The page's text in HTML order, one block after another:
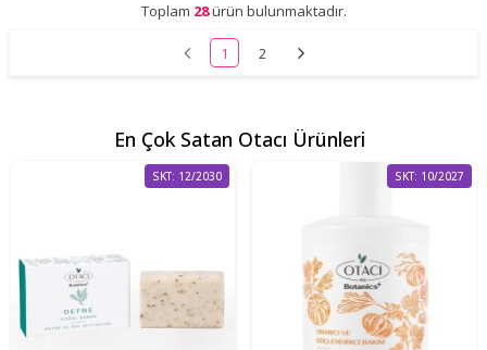
Toplam 28ürün bulunmaktadır.
1 2
En Çok Satan Otacı Ürünleri
SKT: 12/2030 SKT: 10/2027